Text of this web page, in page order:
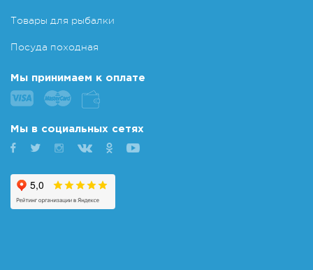
Товары для рыбалки
Посуда походная
Мы принимаем к оплате
Мы в социальных сетях